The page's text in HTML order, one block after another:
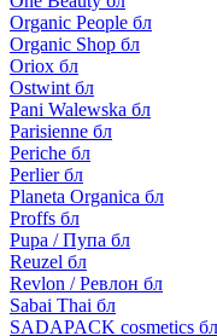
Organic People бл
Organic Shop бл
Oriox бл
Ostwint бл
Pani Walewska бл
Parisienne бл
Periche бл
Perlier бл
Planeta Organica бл
Proffs бл
Pupa / Пупа бл
Reuzel бл
Revlon / Ревлон бл
Sabai Thai бл
SADAPACK cosmetics бл